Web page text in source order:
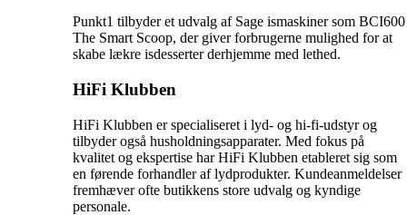
Punkt1 tilbyder et udvalg af Sage ismaskiner som BCI600
The Smart Scoop, der giver forbrugerne mulighed for at
skabe lækre isdesserter derhjemme med lethed.
HiFi Klubben
HiFi Klubben er specialiseret i lyd- og hi-fi-udstyr og
tilbyder også husholdningsapparater. Med fokus på
kvalitet og ekspertise har HiFi Klubben etableret sig som
en førende forhandler af lydprodukter. Kundeanmeldelser
fremhæver ofte butikkens store udvalg og kyndige
personale.